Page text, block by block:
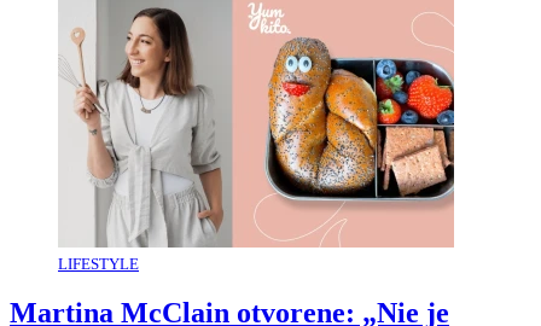
LIFESTYLE
Martina McClain otvorene: „Nie je